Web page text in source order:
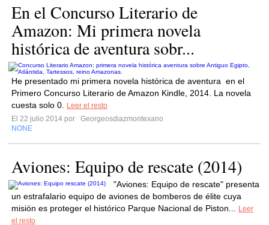
En el Concurso Literario de
Amazon: Mi primera novela
histórica de aventura sobr...
He presentado mi primera novela histórica de aventura en el
Primero Concurso Literario de Amazon Kindle, 2014. La novela
cuesta solo 0.
Leer el resto
El 22 julio 2014 por
Georgeosdiazmontexano
NONE
Aviones: Equipo de rescate (2014)
"Aviones: Equipo de rescate" presenta
un estrafalario equipo de aviones de bomberos de élite cuya
misión es proteger el histórico Parque Nacional de Piston...
Leer
el resto